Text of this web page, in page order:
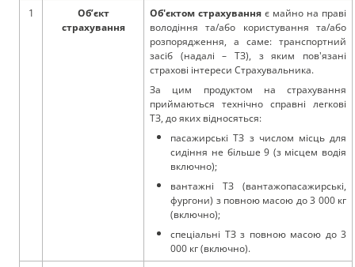
1
Об’єкт
страхування
Об'єктом страхування є майно на праві
володіння та/або користування та/або
розпорядження, а саме: транспортний
засіб (надалі – ТЗ), з яким пов'язані
страхові інтереси Страхувальника.
За цим продуктом на страхування
приймаються технічно справні легкові
ТЗ, до яких відносяться:
пасажирські ТЗ з числом місць для
сидіння не більше 9 (з місцем водія
включно);
вантажні ТЗ (вантажопасажирські,
фургони) з повною масою до 3 000 кг
(включно);
спеціальні ТЗ з повною масою до 3
000 кг (включно).